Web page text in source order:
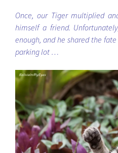
Once, our Tiger multiplied
himself a friend.
enough, and he shared the
parking lot …